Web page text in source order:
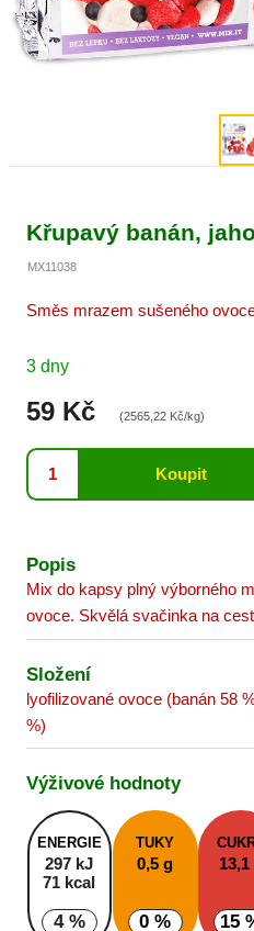
Křupavý banán,
MX11038
Směs mrazem sušeného
3 dny
59 Kč (2565,22 Kč/kg)
Popis
Mix do kapsy plný výborného
ovoce. Skvělá svačinka na
Složení
lyofilizované ovoce (banán 58
%)
Výživové hodnoty
ENERGIE
297 kJ
71 kcal
4 %
TUKY
0,5 g
0 %
13,1
15